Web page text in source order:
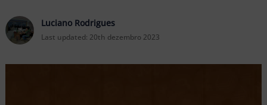
Luciano Rodrigues
Last updated: 20th dezembro 2023